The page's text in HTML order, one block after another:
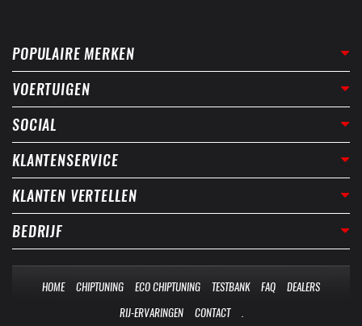
POPULAIRE MERKEN
VOERTUIGEN
SOCIAL
KLANTENSERVICE
KLANTEN VERTELLEN
BEDRIJF
HOME CHIPTUNING ECO CHIPTUNING TESTBANK FAQ
DEALERS
RIJ-ERVARINGEN
CONTACT